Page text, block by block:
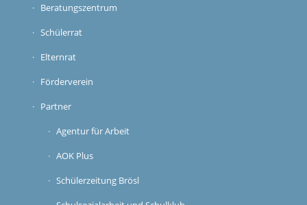
Beratungszentrum
Schülerrat
Elternrat
Förderverein
Partner
Agentur für Arbeit
AOK Plus
Schülerzeitung Brösl